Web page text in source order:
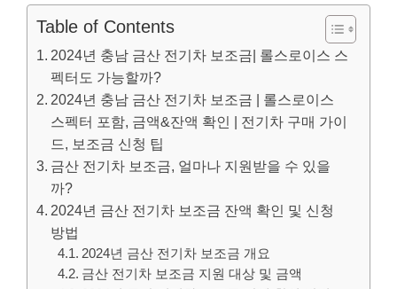
Table of Contents
2024년 충남 금산 전기차 보조금| 롤스로이스 스
펙터도 가능할까?
2024년 충남 금산 전기차 보조금 | 롤스로이스
스펙터 포함, 금액&잔액 확인 | 전기차 구매 가이
드, 보조금 신청 팁
금산 전기차 보조금, 얼마나 지원받을 수 있을
까?
2024년 금산 전기차 보조금 잔액 확인 및 신청
방법
2024년 금산 전기차 보조금 개요
금산 전기차 보조금 지원 대상 및 금액